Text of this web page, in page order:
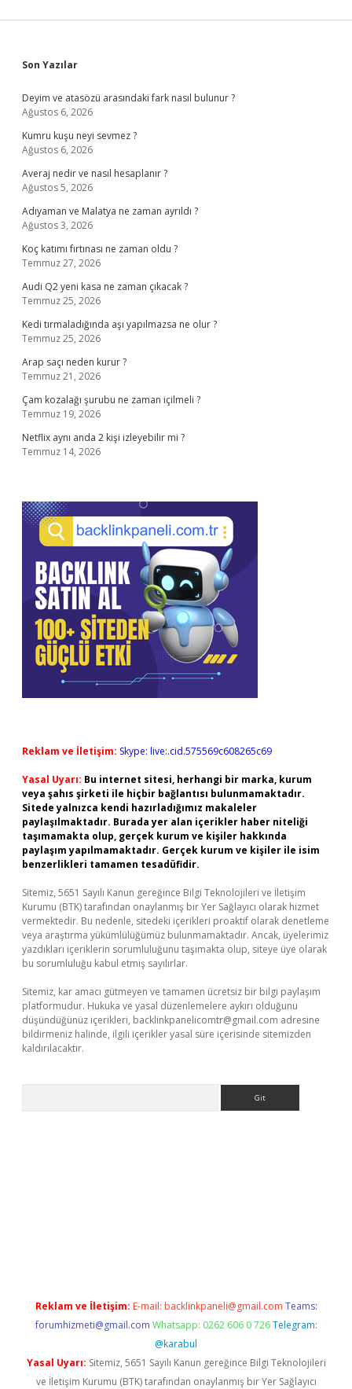
Sidebar
Son Yazılar
Deyim ve atasözü arasındaki fark nasıl bulunur ?
Ağustos 6, 2026
Kumru kuşu neyi sevmez ?
Ağustos 6, 2026
Averaj nedir ve nasıl hesaplanır ?
Ağustos 5, 2026
Adıyaman ve Malatya ne zaman ayrıldı ?
Ağustos 3, 2026
Koç katımı fırtınası ne zaman oldu ?
Temmuz 27, 2026
Audi Q2 yeni kasa ne zaman çıkacak ?
Temmuz 25, 2026
Kedi tırmaladığında aşı yapılmazsa ne olur ?
Temmuz 25, 2026
Arap saçı neden kurur ?
Temmuz 21, 2026
Çam kozalağı şurubu ne zaman içilmeli ?
Temmuz 19, 2026
Netflix aynı anda 2 kişi izleyebilir mi ?
Temmuz 14, 2026
Reklam ve İletişim: Skype: live:.cid.575569c608265c69
Yasal Uyarı: Bu internet sitesi, herhangi bir marka, kurum
veya şahıs şirketi ile hiçbir bağlantısı bulunmamaktadır.
Sitede yalnızca kendi hazırladığımız makaleler
paylaşılmaktadır. Burada yer alan içerikler haber niteliği
taşımamakta olup, gerçek kurum ve kişiler hakkında
paylaşım yapılmamaktadır. Gerçek kurum ve kişiler ile isim
benzerlikleri tamamen tesadüfidir.
Sitemiz, 5651 Sayılı Kanun gereğince Bilgi Teknolojileri ve İletişim
Kurumu (BTK) tarafından onaylanmış bir Yer Sağlayıcı olarak hizmet
vermektedir. Bu nedenle, sitedeki içerikleri proaktif olarak denetleme
veya araştırma yükümlülüğümüz bulunmamaktadır. Ancak, üyelerimiz
yazdıkları içeriklerin sorumluluğunu taşımakta olup, siteye üye olarak
bu sorumluluğu kabul etmiş sayılırlar.
Sitemiz, kar amacı gütmeyen ve tamamen ücretsiz bir bilgi paylaşım
platformudur. Hukuka ve yasal düzenlemelere aykırı olduğunu
düşündüğünüz içerikleri, backlinkpanelicomtr@gmail.com adresine
bildirmeniz halinde, ilgili içerikler yasal süre içerisinde sitemizden
kaldırılacaktır.
Reklam ve İletişim: E-mail: backlinkpaneli@gmail.com Teams:
forumhizmeti@gmail.com Whatsapp: 0262 606 0 726 Telegram:
@karabul
Yasal Uyarı: Sitemiz, 5651 Sayılı Kanun gereğince Bilgi Teknolojileri
ve İletişim Kurumu (BTK) tarafından onaylanmış bir Yer Sağlayıcı